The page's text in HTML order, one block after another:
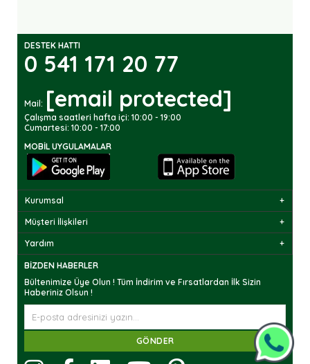
DESTEK HATTI
0 541 171 20 77
Mail: [email protected]
Çalışma saatleri hafta içi: 10:00 - 19:00
Cumartesi: 10:00 - 17:00
MOBIL UYGULAMALAR
Kurumsal
Müşteri İlişkileri
Yardım
BIZDEN HABERLER
Bültenimize Üye Olun ! Tüm İndirim ve Fırsatlardan İlk Sizin
Haberiniz Olsun !
GÖNDER